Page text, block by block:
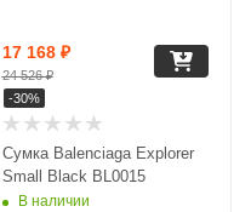
Сумка Balenciaga Explorer
Small Black BL0015
В наличии
17 168₽
24 526₽
-30%